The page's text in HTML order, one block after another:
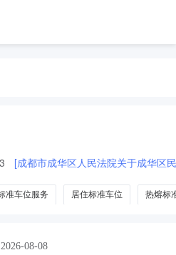
[成都市成华区人民法院关于成华区
准车位服务 居住标准车位 热熔标
08-08